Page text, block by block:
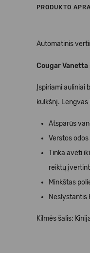
PRODUKTO
Automatinis
Cougar Vanetta
Įspiriami auliniai
kulkšnį.
Atsparūs
Verstos
Tinka avėti
reiktų
Minkštas
Neslystantis
Kilmės šalis: